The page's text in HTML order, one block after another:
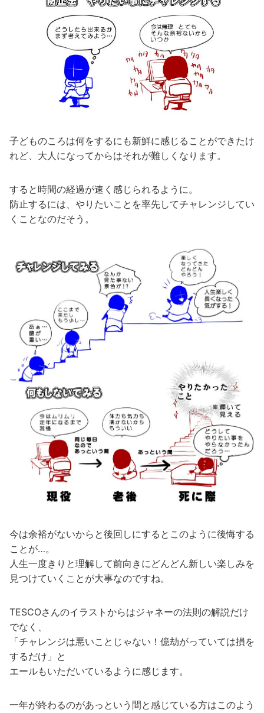
子どものころは何をするにも新鮮に感じることができたけ
れど、大人になってからはそれが難しくなります。
すると時間の経過が速く感じられるように。
防止するには、やりたいことを率先してチャレンジしてい
くことなのだそう。
今は余裕がないからと後回しにするとこのように後悔する
ことが…。
人生一度きりと理解して前向きにどんどん新しい楽しみを
見つけていくことが大事なのですね。
TESCOさんのイラストからはジャネーの法則の解説だけ
でなく、
「チャレンジは悪いことじゃない！億劫がっていては損を
するだけ」と
エールもいただいているように感じます。
一年が終わるのがあっという間と感じている方はこのよう